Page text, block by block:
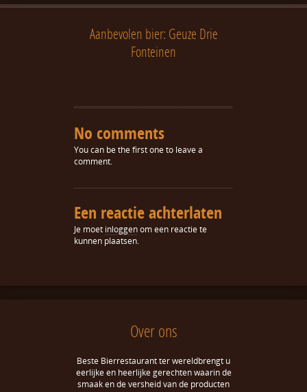
Aanbevolen bier: Geuze Drie
Fonteinen
No comments
You can be the first one to leave a
comment.
Een reactie achterlaten
Je moet inloggenom een reactie te
kunnen plaatsen.
Over ons
Beste Bierrestaurant ter wereldbrengt u
eerlijke en heerlijke gerechten waarin de
smaak en de versheid van de producten